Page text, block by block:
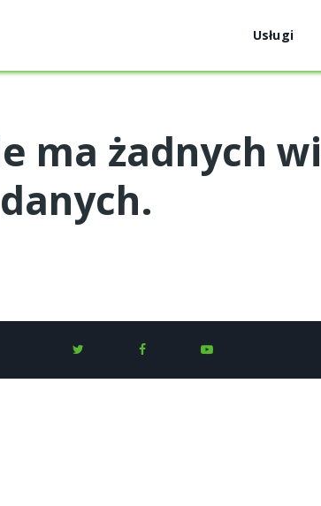
Usługi
ma żadnych